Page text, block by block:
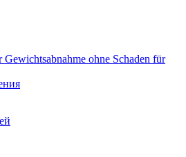
ohne Schaden für